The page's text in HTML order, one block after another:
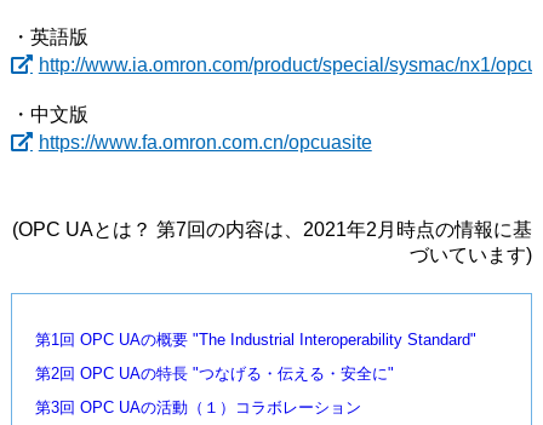
・英語版
http://www.ia.omron.com/product/special/sysmac/nx1/
・中文版
https://www.fa.omron.com.cn/opcuasite
(OPC UAとは？ 第7回の内容は、2021年2月時点の情報に基
づいています)
第1回 OPC UAの概要 "The Industrial Interoperability Standard"
第2回 OPC UAの特長 "つなげる・伝える・安全に"
第3回 OPC UAの活動（１）コラボレーション